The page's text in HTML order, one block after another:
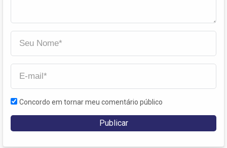
Concordo em tornar meu comentário público